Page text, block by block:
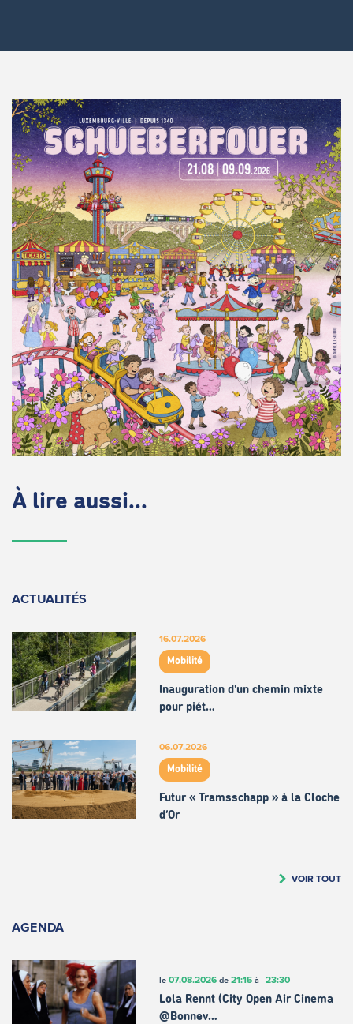
À lire aussi...
ACTUALITÉS
16.07.2026
Mobilité
Inauguration d'un chemin mixte
pour piét…
06.07.2026
Mobilité
Futur « Tramsschapp » à la Cloche
d’Or
VOIR TOUT
AGENDA
le 07.08.2026de 21:15à 23:30
Lola Rennt (City Open Air Cinema
@Bonnev…